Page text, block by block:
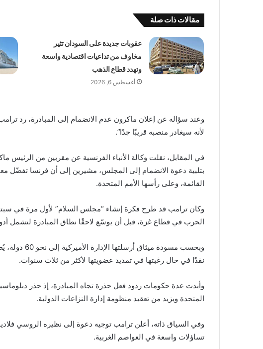
مقالات ذات صلة
عقوبات جديدة على السودان تثير
مخاوف من تداعيات اقتصادية واسعة
وتهدد قطاع الذهب
أغسطس 6, 2026
وعند سؤاله عن إعلان ماكرون عدم الانضمام إلى المبادرة، رد
لأنه سيغادر منصبه قريبًا جدًا”.
في المقابل، نقلت وكالة الأنباء الفرنسية عن مقربين من الرئيس
بتلبية دعوة الانضمام إلى المجلس، مشيرين إلى أن فرنسا تفضّل
القائمة، وعلى رأسها الأمم المتحدة.
وكان ترامب قد طرح فكرة إنشاء “مجلس السلام” لأول مرة في
الحرب في قطاع غزة، قبل أن يوسّع لاحقًا نطاق المبادرة لتشمل
وبحسب مسودة
نقدًا في حال رغبتها في تمديد عضويتها لأكثر من ثلاث سنوات.
وأبدت عدة حكومات ردود فعل حذرة تجاه المبادرة، إذ حذر
المتحدة ويزيد من تعقيد منظومة إدارة النزاعات الدولية.
وفي السياق ذاته، أعلن ترامب توجيه دعوة إلى نظيره الروسي
تساؤلات واسعة في العواصم الغربية.